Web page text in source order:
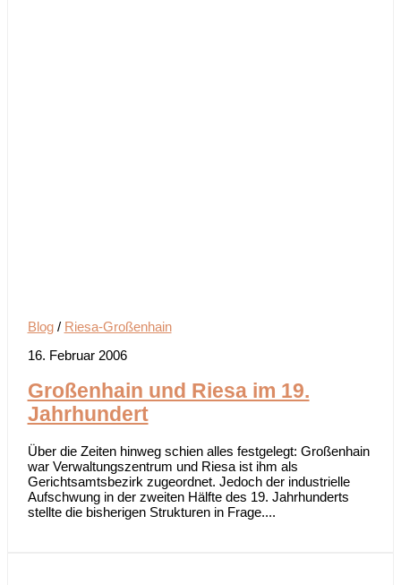
Blog/ Riesa-Großenhain
16. Februar 2006
Großenhain und Riesa im 19.
Jahrhundert
Über die Zeiten hinweg schien alles festgelegt: Großenhain
war Verwaltungszentrum und Riesa ist ihm als
Gerichtsamtsbezirk zugeordnet. Jedoch der industrielle
Aufschwung in der zweiten Hälfte des 19. Jahrhunderts
stellte die bisherigen Strukturen in Frage....